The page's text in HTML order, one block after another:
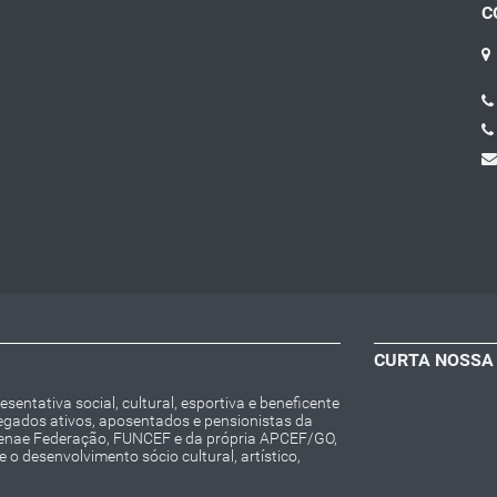
social, cultural, esportiva e beneficente
ativos, aposentados e pensionistas da
Federação, FUNCEF e da própria APCEF/GO,
o desenvolvimento sócio cultural, artístico,
CURTA